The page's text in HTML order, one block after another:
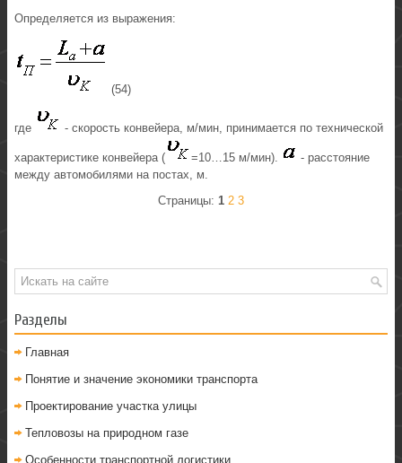
Определяется из выражения:
(54)
где - скорость конвейера, м/мин, принимается по технической
характеристике конвейера ( =10…15 м/мин).
- расстояние
между автомобилями на постах, м.
Страницы: 1 2 3
Разделы
Главная
Понятие и значение экономики транспорта
Проектирование участка улицы
Тепловозы на природном газе
Особенности транспортной логистики